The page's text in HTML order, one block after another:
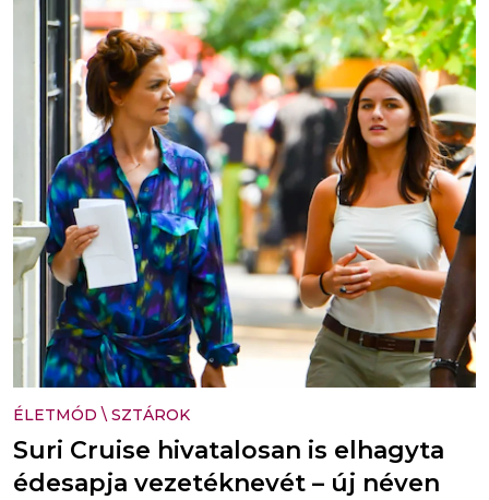
ÉLETMÓD \ SZTÁROK
Suri Cruise hivatalosan is elhagyta
édesapja vezetéknevét – új néven